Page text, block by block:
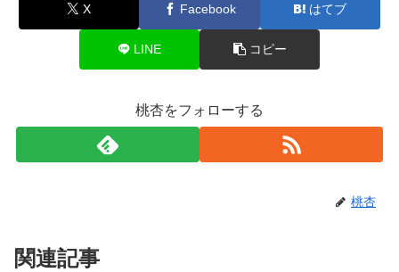
X Facebook はてブ
LINE コピー
桃杏をフォローする
桃杏
関連記事